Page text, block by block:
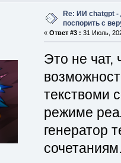
Re: ИИ chatgpt
поспорить с
« Ответ #3 : 31 Июль,
Это не чат,
текствоми
режиме
генератор